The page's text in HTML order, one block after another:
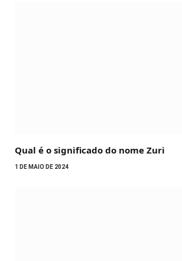
Qual é o significado do nome Zuri
1 DE MAIO DE 2024